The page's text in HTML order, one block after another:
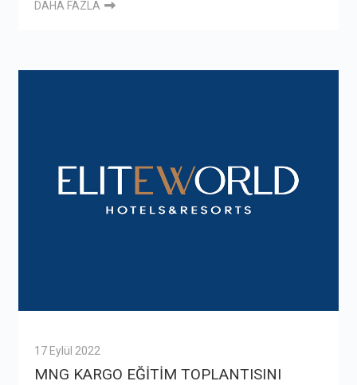
DAHA FAZLA
17 Eylül 2022
MNG KARGO EĞİTİM TOPLANTISINI